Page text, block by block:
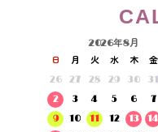
2026年8月
日 月 火 水 木 金
26
27 28 29 30 31
2
3 4 5 6 7
9
10 11 12 13 14